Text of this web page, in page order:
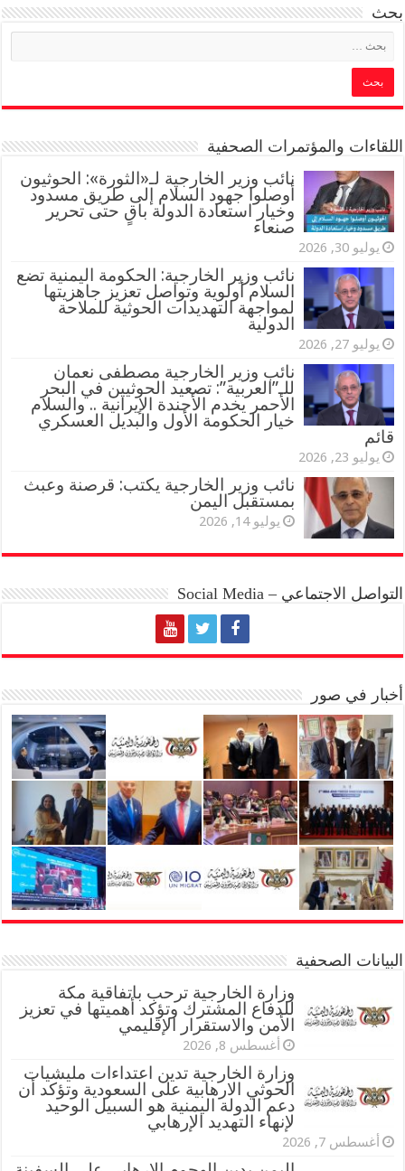
بحث
اللقاءات والمؤتمرات الصحفية
‏نائب وزير الخارجية لـ«الثورة»: الحوثيون
أوصلوا جهود السلام إلى طريق مسدود
وخيار استعادة الدولة باقٍ حتى تحرير
صنعاء
يوليو 30, 2026
نائب وزير الخارجية: الحكومة اليمنية تضع
السلام أولوية وتواصل تعزيز جاهزيتها
لمواجهة التهديدات الحوثية للملاحة
الدولية
يوليو 27, 2026
نائب وزير الخارجية مصطفى نعمان
للـ”العربية”: تصعيد الحوثيين في البحر
الأحمر يخدم الأجندة الإيرانية .. والسلام
خيار الحكومة الأول والبديل العسكري
قائم
يوليو 23, 2026
نائب وزير الخارجية يكتب: قرصنة وعبث
بمستقبل اليمن
يوليو 14, 2026
التواصل الاجتماعي – Social Media
أخبار في صور
البيانات الصحفية
وزارة الخارجية ترحب باتفاقية مكة
للدفاع المشترك وتؤكد أهميتها في تعزيز
الأمن والاستقرار الإقليمي
أغسطس 8, 2026
وزارة الخارجية تدين اعتداءات مليشيات
الحوثي الارهابية على السعودية وتؤكد أن
دعم الدولة اليمنية هو السبيل الوحيد
لإنهاء التهديد الإرهابي
أغسطس 7, 2026